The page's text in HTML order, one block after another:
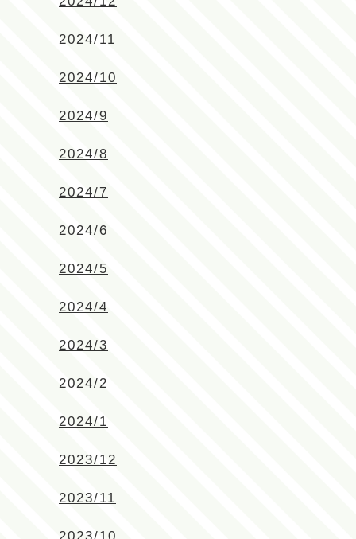
2024/11
2024/10
2024/9
2024/8
2024/7
2024/6
2024/5
2024/4
2024/3
2024/2
2024/1
2023/12
2023/11
2023/10